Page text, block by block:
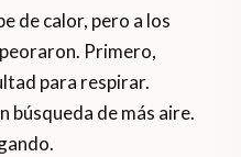
de calor, pero a los
Primero,
para respirar.
búsqueda de más aire.